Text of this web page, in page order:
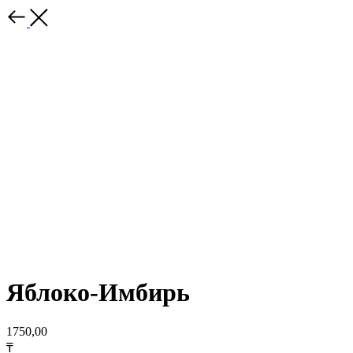
Яблоко-Имбирь
1750,00
₸